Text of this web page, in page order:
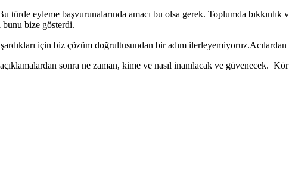
türde eyleme başvurunalarında amacı bu olsa gerek. Toplumda bıkkınlık
bize gösterdi.
için biz çözüm doğrultusundan bir adım ilerleyemiyoruz.Acılardan
sonra ne zaman, kime ve nasıl inanılacak ve güvenecek.